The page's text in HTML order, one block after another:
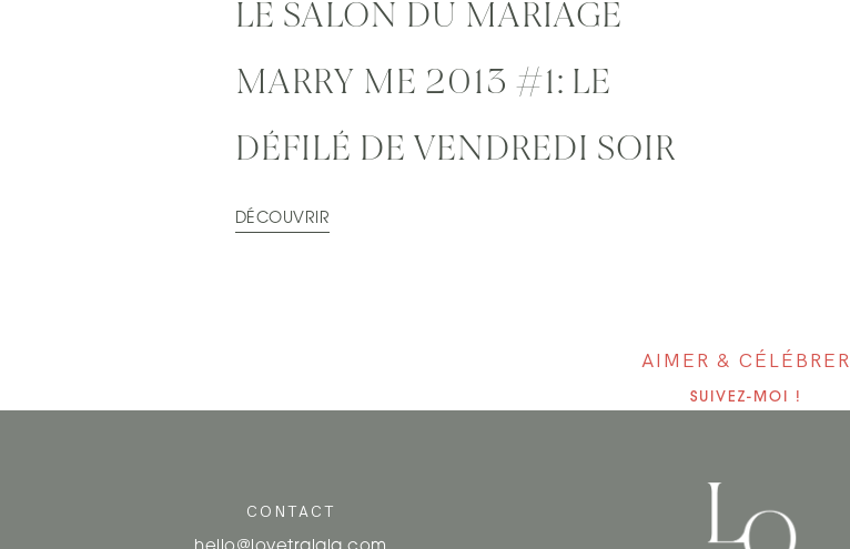
LE SALON DU MARIAGE
MARRY ME 2013 #1: LE
DÉFILÉ DE VENDREDI SOIR
DÉCOUVRIR
AIMER & CÉLÉBRER
SUIVEZ-MOI !
CONTACT